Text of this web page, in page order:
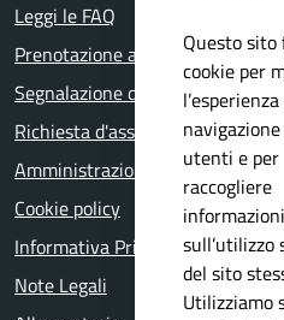
Leggi le FAQ
Prenotazione appuntamento
Segnalazione disservizio
Richiesta d'assistenza
Amministrazione trasparente
Cookie policy
Informativa Privacy
Note Legali
Questo sito
cookie per
utenti e per
raccogliere
informazioni
del sito
Utilizziamo